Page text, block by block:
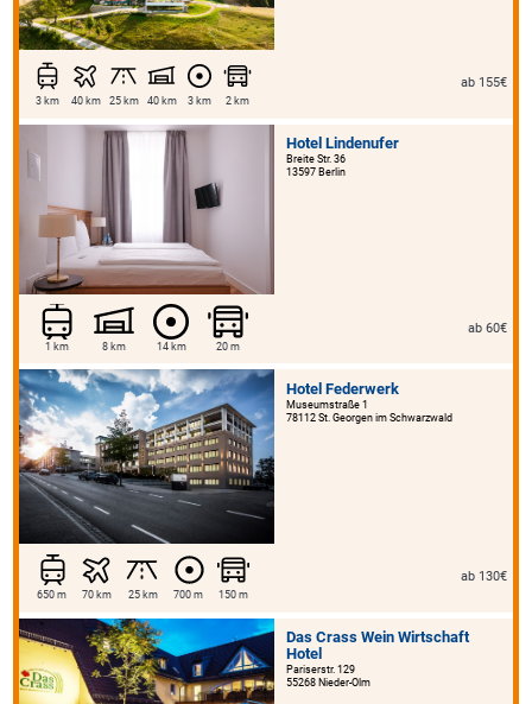
3 km 40 km 25 km 40 km 3 km 2 km
ab 155€
Hotel Lindenufer
Breite Str. 36
13597 Berlin
1 km 8 km 14 km 20 m
ab 60€
Hotel Federwerk
Museumstraße 1
78112 St. Georgen im Schwarzwald
650 m 70 km 25 km 700 m 150 m
ab 130€
Das Crass Wein Wirtschaft
Hotel
Pariserstr. 129
55268 Nieder-Olm